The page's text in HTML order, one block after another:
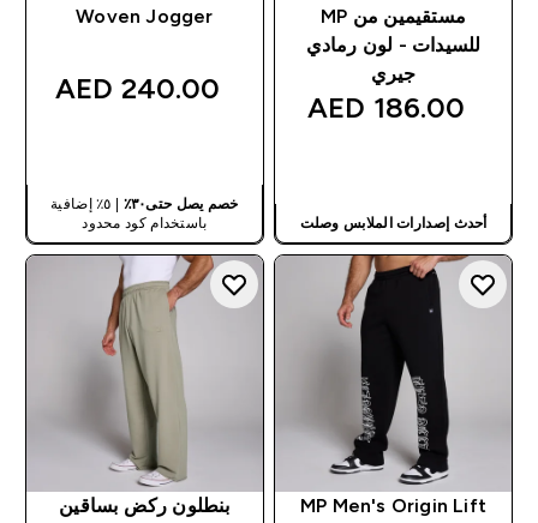
مستقيمين من MP
للسيدات - لون رمادي
جيري
186.00 AED‎
أحدث إصدارات الملابس وصلت
Woven Jogger
240.00 AED‎
خصم يصل حتى٣٠٪
| ٥٪ إضافية
باستخدام كود محدود
MP Men's Origin Lift
بنطلون ركض بساقين